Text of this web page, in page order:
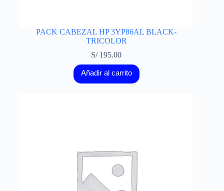
PACK CABEZAL HP 3YP86AL BLACK-
TRICOLOR
S/195.00
Añadir al carrito